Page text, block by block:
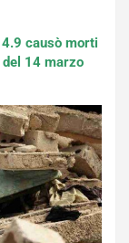
causò morti
14 marzo